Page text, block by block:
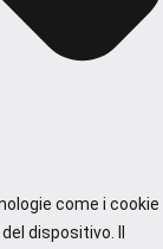
come i cookie
dispositivo. Il